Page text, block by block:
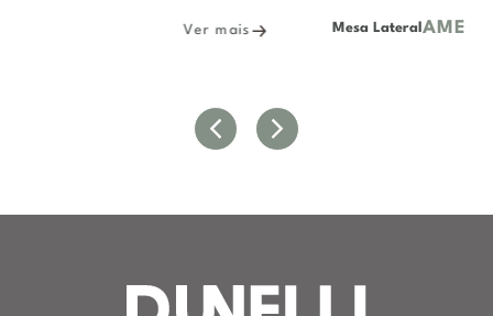
AMENDOIM Ver mais